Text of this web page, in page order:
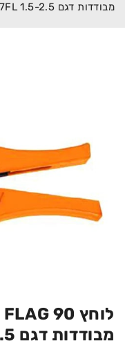
מבודדות דגם HS-07FL 1.5-2.5
מבודדות דגם HS-07FL 1.5-2.5